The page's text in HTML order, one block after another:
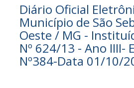
Diário Oficial
Município de São
Oeste / MG -
Nº 624/13 - Ano IIII-
Nº384-Data 01/10/